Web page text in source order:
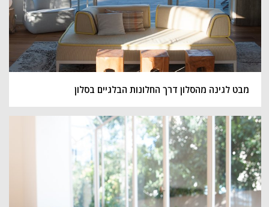
מבט לגינה מהסלון דרך החלונות הבלגיים בסלון